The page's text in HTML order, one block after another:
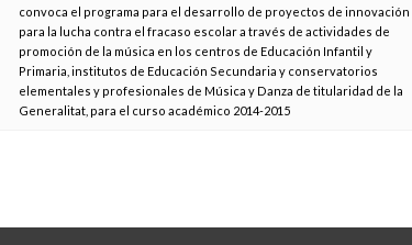
convoca el programa para el desarrollo de proyectos de innovación
para la lucha contra el fracaso escolar a través de actividades de
promoción de la música en los centros de Educación Infantil y
Primaria, institutos de Educación Secundaria y conservatorios
elementales y profesionales de Música y Danza de titularidad de la
Generalitat, para el curso académico 2014-2015